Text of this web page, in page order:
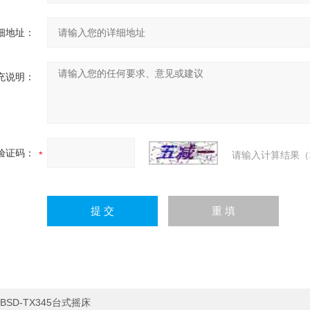
地址：
说明：
证码： 请输入计算结果
BSD-TX345台式摇床